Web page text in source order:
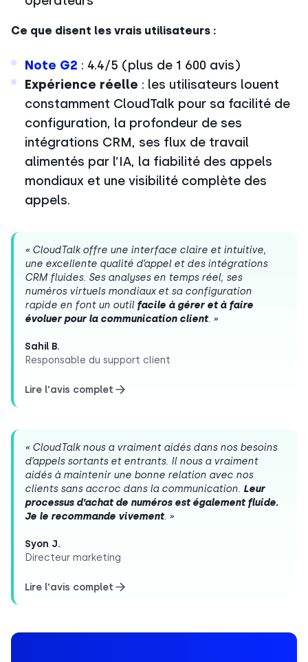
Ce que disent les vrais utilisateurs :
Note G2 : 4.4/5 (plus de 1 600 avis)
Expérience réelle : les utilisateurs louent
constamment CloudTalk pour sa facilité de
configuration, la profondeur de ses
intégrations CRM, ses flux de travail
alimentés par l’IA, la fiabilité des appels
mondiaux et une visibilité complète des
appels.
« CloudTalk offre une interface claire et intuitive,
une excellente qualité d’appel et des intégrations
CRM fluides. Ses analyses en temps réel, ses
numéros virtuels mondiaux et sa configuration
rapide en font un outil facile à gérer et à faire
évoluer pour la communication client. »
Sahil B.
Responsable du support client
Lire l'avis complet
« CloudTalk nous a vraiment aidés dans nos besoins
d’appels sortants et entrants. Il nous a vraiment
aidés à maintenir une bonne relation avec nos
clients sans accroc dans la communication. Leur
processus d’achat de numéros est également fluide.
Je le recommande vivement. »
Syon J.
Directeur marketing
Lire l'avis complet